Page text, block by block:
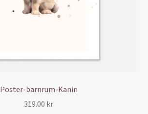
Poster-barnrum-Kanin
319.00 kr